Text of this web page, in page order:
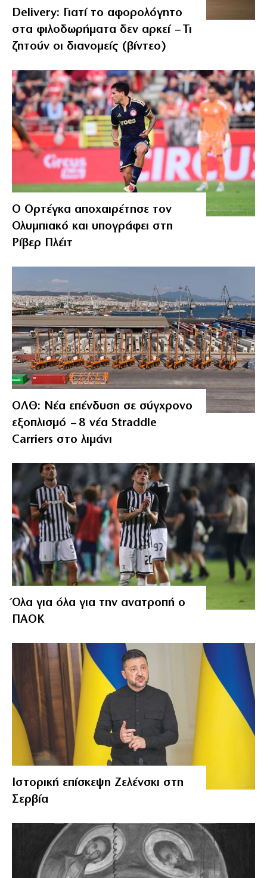
Delivery: Γιατί το αφορολόγητο
στα φιλοδωρήματα δεν αρκεί – Τι
ζητούν οι διανομείς (βίντεο)
Ο Ορτέγκα αποχαιρέτησε τον
Ολυμπιακό και υπογράφει στη
Ρίβερ Πλέιτ
ΟΛΘ: Νέα επένδυση σε σύγχρονο
εξοπλισμό – 8 νέα Straddle
Carriers στο λιμάνι
Όλα για όλα για την ανατροπή ο
ΠΑΟΚ
Ιστορική επίσκεψη Ζελένσκι στη
Σερβία